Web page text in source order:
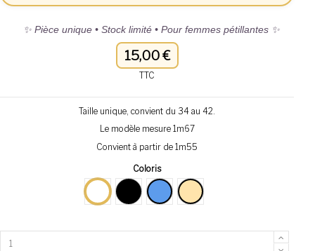
✨ Pièce unique • Stock limité • Pour femmes pétillantes ✨
15,00 €
TTC
Taille unique, convient du 34 au 42.
Le modèle mesure 1m67
Convient à partir de 1m55
Coloris
Blanc
Noir Bleu beige